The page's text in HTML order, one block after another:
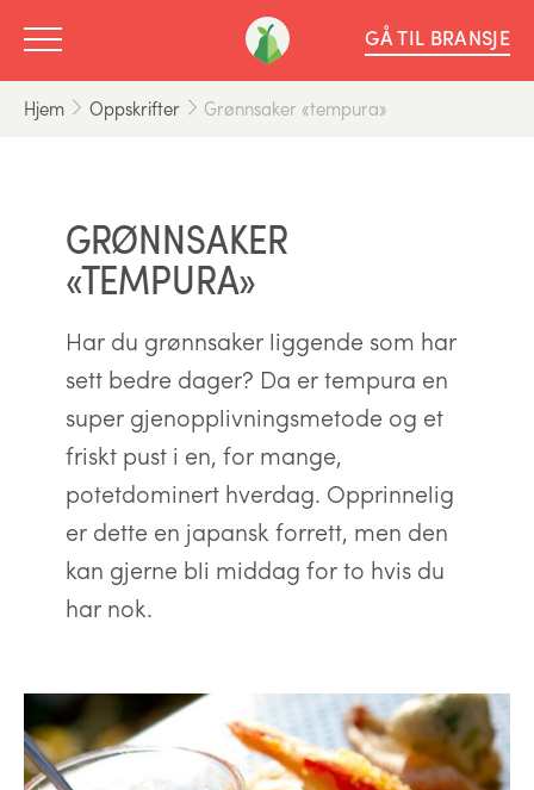
GÅ TIL BRANSJE
Hjem Oppskrifter Grønnsaker «tempura»
GRØNNSAKER
«TEMPURA»
Har du grønnsaker liggende som har
sett bedre dager? Da er tempura en
super gjenopplivningsmetode og et
friskt pust i en, for mange,
potetdominert hverdag. Opprinnelig
er dette en japansk forrett, men den
kan gjerne bli middag for to hvis du
har nok.